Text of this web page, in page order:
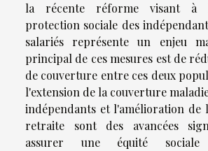
la récente réforme visant à
protection sociale des
salariés représente un enjeu
principal de ces mesures est de
de couverture entre ces deux
l'extension de la couverture
indépendants et l'amélioration de
retraite sont des avancées
assurer une équité